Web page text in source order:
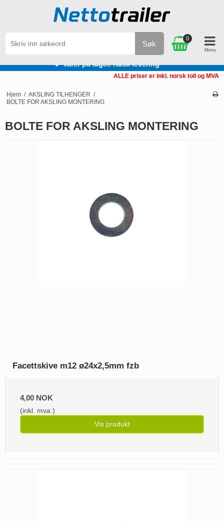
Personlig service
Søk
0
ALLE priser er inkl. norsk toll og MVA
Hjem / AKSLING TILHENGER /
BOLTE FOR AKSLING MONTERING
BOLTE FOR AKSLING MONTERING
Facettskive m12 ø24x2,5mm fzb
4,00 NOK
(inkl. mva.)
Vis produkt